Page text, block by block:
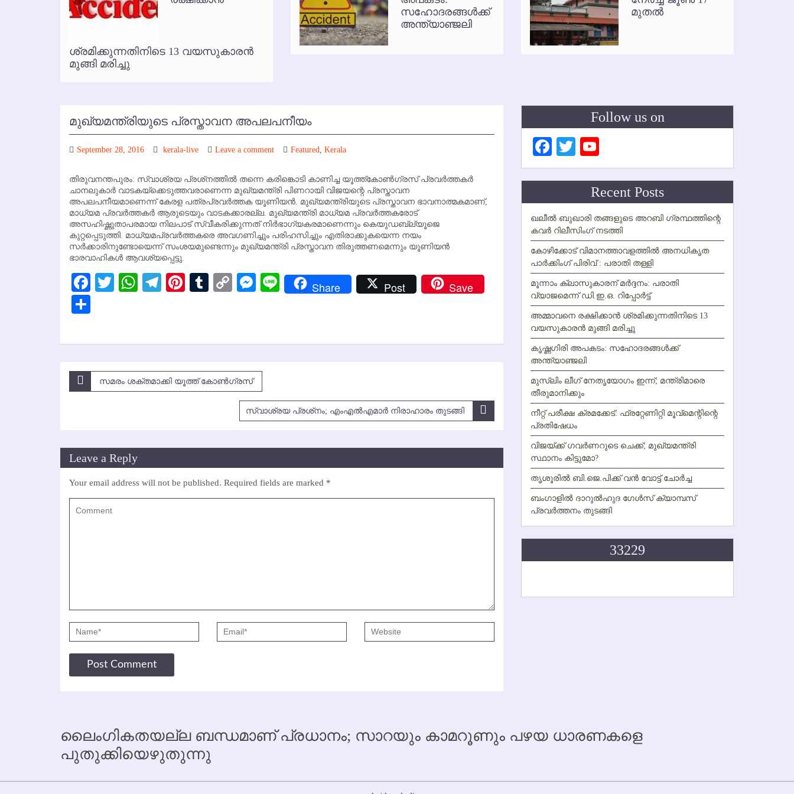
കോഴിക്കോട് വിമാനത്താവളത്തില്‍ അനധികൃത പാര്‍ക്കിംഗ് പിരിവ് : പരാതി തള്ളി
ശ്രമിക്കുന്നതിനിടെ 13 വയസുകാരന്‍
മുങ്ങി മരിച്ചു
സഹോദരങ്ങള്‍ക്ക്
അന്ത്യാഞ്ജലി
മുതല്‍
മുഖ്യമന്ത്രിയുടെ പ്രസ്താവന അപലപനീയം
September 28, 2016 kerala-live Leave a comment Featured, Kerala
തിരുവനന്തപുരം: സ്വാശ്രയ പ്രശ്‌നത്തില്‍ തന്നെ കരിങ്കൊടി കാണിച്ച യൂത്ത്‌കോണ്‍ഗ്രസ് പ്രവര്‍ത്തകര്‍
ചാനലുകാര്‍ വാടകയ്‌ക്കെടുത്തവരാണെന്ന മുഖ്യമന്ത്രി പിണറായി വിജയന്റെ പ്രസ്താവന
അപലപനീയമാണെന്ന് കേരള പത്രപ്രവര്‍ത്തക യൂണിയന്‍. മുഖ്യമന്ത്രിയുടെ പ്രസ്താവന ഭാവനാത്മകമാണ്,
മാധ്യമ പ്രവര്‍ത്തകര്‍ ആരുടെയും വാടകക്കാരല്ല. മുഖ്യമന്ത്രി മാധ്യമ പ്രവര്‍ത്തകരോട്
അസഹിഷ്ണുതാപരമായ നിലപാട് സ്വീകരിക്കുന്നത് നിര്‍ഭാഗ്യകരമാണെന്നും കെയുഡബ്ല്യൂജെ
കുറ്റപ്പെടുത്തി. മാധ്യമപ്രവര്‍ത്തകരെ അവഗണിച്ചും പരിഹസിച്ചും എതിരാക്കുകയെന്ന നയം
സര്‍ക്കാരിനുണ്ടോയെന്ന് സംശയമുണ്ടെന്നും മുഖ്യമന്ത്രി പ്രസ്താവന തിരുത്തണമെന്നും യൂണിയന്‍
ഭാരവാഹികള്‍ ആവശ്യപ്പെട്ടു.
Facebook
TwitterWhatsApp
Telegram
Pinterest
Tumblr
CopyMessenger
LineShare Post Save
Post
സമരം ശക്തമാക്കി യൂത്ത് കോണ്‍ഗ്രസ്
സ്വാശ്രയ പ്രശ്‌നം; എംഎല്‍എമാര്‍ നിരാഹാരം തുടങ്ങി
Leave a Reply
Your email address will not be published. Required fields are marked *
Follow us on
Facebook
Twitter
Channel
Recent Posts
ഖലീല്‍ ബുഖാരി തങ്ങളുടെ അറബി ഗ്രന്ഥത്തിന്റെ
കവര്‍ റിലീസിംഗ് നടത്തി
കോഴിക്കോട് വിമാനത്താവളത്തില്‍ അനധികൃത
പാര്‍ക്കിംഗ് പിരിവ് : പരാതി തള്ളി
മൂന്നാം ക്ലാസുകാരന് മര്‍ദ്ദനം: പരാതി
വ്യാജമെന്ന് ഡി.ഇ.ഒ. റിപ്പോര്‍ട്ട്
അമ്മാവനെ രക്ഷിക്കാന്‍ ശ്രമിക്കുന്നതിനിടെ 13
വയസുകാരന്‍ മുങ്ങി മരിച്ചു
കൃഷ്ണഗിരി അപകടം: സഹോദരങ്ങള്‍ക്ക്
അന്ത്യാഞ്ജലി
മുസ്ലിം ലീഗ് നേതൃയോഗം ഇന്ന്; മന്ത്രിമാരെ
തീരുമാനിക്കും
നീറ്റ് പരീക്ഷ ക്രമക്കേട്: ഫ്രറ്റേണിറ്റി മൂവ്‌മെന്റിന്റെ
പ്രതിഷേധം
വിജയ്ക്ക് ഗവര്‍ണറുടെ ചെക്ക്; മുഖ്യമന്ത്രി
സ്ഥാനം കിട്ടുമോ?
തൃശൂരില്‍ ബി.ജെ.പിക്ക് വന്‍ വോട്ട് ചോര്‍ച്ച
ബംഗാളില്‍ ദാറുല്‍ഹുദ ഗേള്‍സ് ക്യാമ്പസ്
പ്രവര്‍ത്തനം തുടങ്ങി
33229
ലൈംഗികതയല്ല ബന്ധമാണ് പ്രധാനം; സാറയും കാമറൂണും പഴയ ധാരണകളെ
പുതുക്കിയെഴുതുന്നു